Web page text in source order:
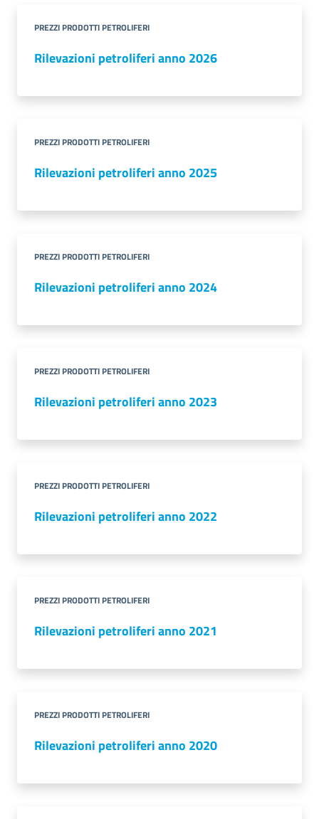
Servizi
tter
Stampa
PREZZI PRODOTTI PETROLIFERI
Rilevazioni petroliferi anno 2026
PREZZI PRODOTTI PETROLIFERI
Rilevazioni petroliferi anno 2025
PREZZI PRODOTTI PETROLIFERI
Rilevazioni petroliferi anno 2024
PREZZI PRODOTTI PETROLIFERI
Rilevazioni petroliferi anno 2023
PREZZI PRODOTTI PETROLIFERI
Rilevazioni petroliferi anno 2022
PREZZI PRODOTTI PETROLIFERI
Rilevazioni petroliferi anno 2021
PREZZI PRODOTTI PETROLIFERI
Rilevazioni petroliferi anno 2020